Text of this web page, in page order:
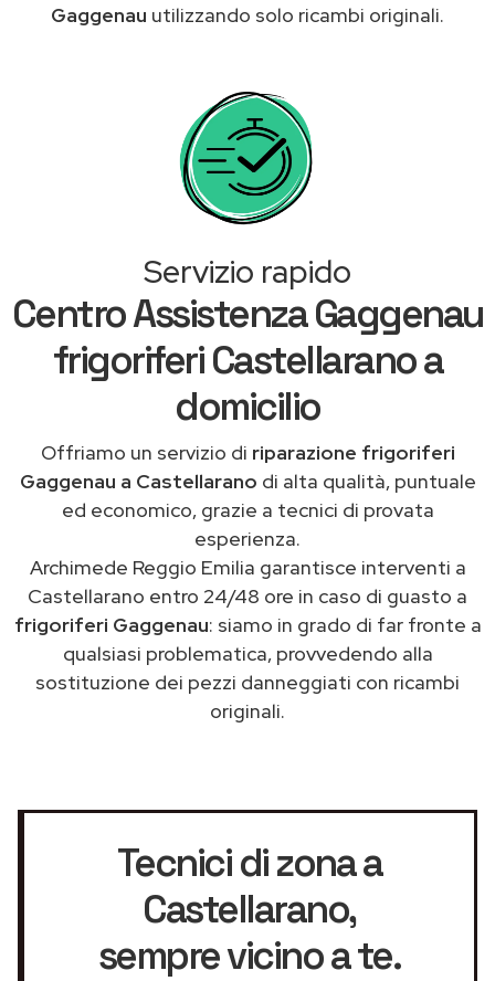
Gaggenau utilizzando solo ricambi originali.
Servizio rapido
Centro Assistenza Gaggenau
frigoriferi Castellarano a
domicilio
Offriamo un servizio di riparazione frigoriferi
Gaggenau a Castellarano di alta qualità, puntuale
ed economico, grazie a tecnici di provata
esperienza.
Archimede Reggio Emilia garantisce interventi a
Castellarano entro 24/48 ore in caso di guasto a
frigoriferi Gaggenau: siamo in grado di far fronte a
qualsiasi problematica, provvedendo alla
sostituzione dei pezzi danneggiati con ricambi
originali.
Tecnici di zona a
Castellarano,
sempre vicino a te.